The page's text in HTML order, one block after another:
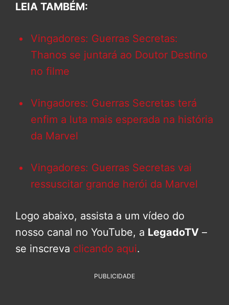
LEIA TAMBÉM:
Vingadores: Guerras Secretas:
Thanos se juntará ao Doutor Destino
no filme
Vingadores: Guerras Secretas terá
enfim a luta mais esperada na história
da Marvel
Vingadores: Guerras Secretas vai
ressuscitar grande herói da Marvel
Logo abaixo, assista a um vídeo do
nosso canal no YouTube, a LegadoTV –
se inscreva clicando aqui.
PUBLICIDADE